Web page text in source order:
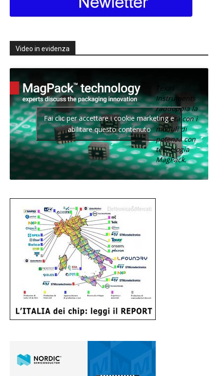
Video in evidenza
Texas
Instruments
raddoppia la
densità con i
moduli di
potenza con
tecnologia
MagPack.
Fai clic per accettare i cookie marketing e
abilitare questo contenuto